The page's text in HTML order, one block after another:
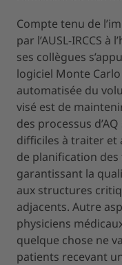
Compte tenu de
par l’AUSL-IRCCS
ses collègues
logiciel Monte
automatisée du
visé est de
des processus
difficiles à traiter et
de planification
garantissant la
aux structures
adjacents. Autre
physiciens
quelque chose ne
patients recevant